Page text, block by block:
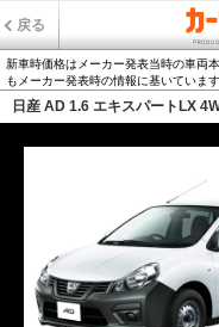
戻る
新車時価格はメーカー発表当時の車両
もメーカー発表時の情報に基いています
日産 AD 1.6 エキスパートLX